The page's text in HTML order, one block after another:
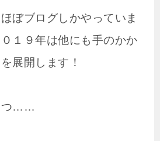
ぼブログしかやっていま
１９年は他にも手のかか
展開します！
つ……